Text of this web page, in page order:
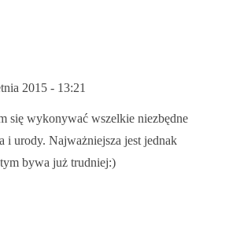
2015 - 13:21
się wykonywać wszelkie niezbędne
i urody. Najważniejsza jest jednak
bywa już trudniej:)